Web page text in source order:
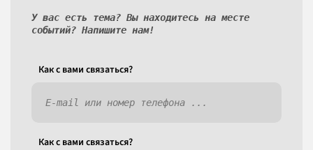
У вас есть тема? Вы находитесь на месте
событий? Напишите нам!
Как c вами связаться?
Как c вами связаться?